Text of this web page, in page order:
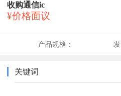
收购通信ic
¥价格面议
产品规格：
关键词